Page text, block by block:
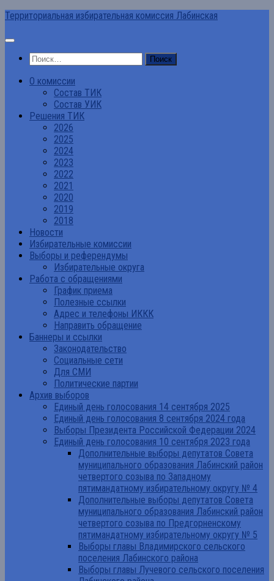
Перейти
содержимому
Территориальная избирательная комиссия Лабинская
Найти:
О комиссии
Состав ТИК
Состав УИК
Решения ТИК
2026
2025
2024
2023
2022
2021
2020
2019
2018
Новости
Избирательные комиссии
Выборы и референдумы
Избирательные округа
Работа с обращениями
График приема
Полезные ссылки
Адрес и телефоны ИККК
Направить обращение
Баннеры и ссылки
Законодательство
Социальные сети
Для СМИ
Политические партии
Архив выборов
Единый день голосования 14 сентября 2025
Единый день голосования 8 сентября 2024 года
Выборы Президента Российской Федерации 2024
Единый день голосования 10 сентября 2023 года
Дополнительные выборы депутатов Совета
муниципального образования Лабинский район
четвертого созыва по Западному
пятимандатному избирательному округу № 4
Дополнительные выборы депутатов Совета
муниципального образования Лабинский район
четвертого созыва по Предгорненскому
пятимандатному избирательному округу № 5
Выборы главы Владимирского сельского
поселения Лабинского района
Выборы главы Лучевого сельского поселения